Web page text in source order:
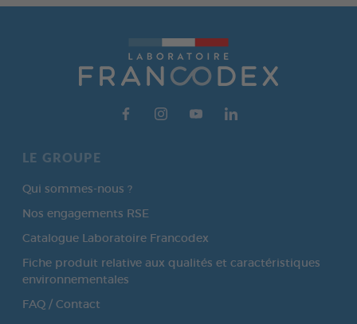
LE GROUPE
Qui sommes-nous ?
Nos engagements RSE
Catalogue Laboratoire Francodex
Fiche produit relative aux qualités et caractéristiques
environnementales
FAQ / Contact